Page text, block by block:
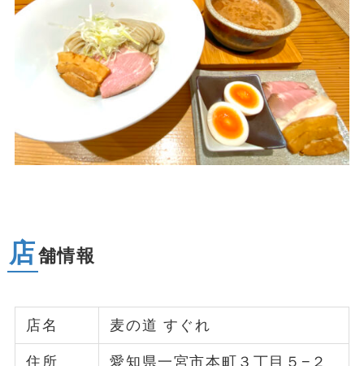
店舗情報
店名 麦の道 すぐれ
住所 愛知県一宮市本町３丁目５−２